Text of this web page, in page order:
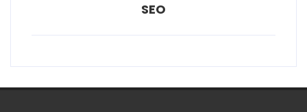
SEO